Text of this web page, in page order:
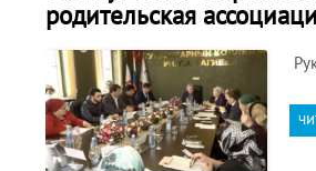
родительская